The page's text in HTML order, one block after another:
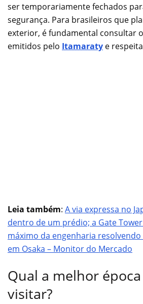
ser temporariamente fechados
segurança. Para brasileiros que
exterior, é fundamental consultar
emitidos pelo Itamaraty e
Leia também: A via expressa no
dentro de um prédio; a Gate
máximo da engenharia resolvendo
em Osaka – Monitor do Mercado
Qual a melhor
visitar?